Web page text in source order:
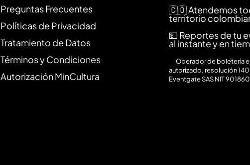
Preguntas Frecuentes
Políticas de Privacidad
Tratamiento de Datos
Términos y Condiciones
Autorización MinCultura
🇨🇴 Atendemos
territorio
💵 Reportes de tu
al instante y en
Operador de boletería
autorizado, resolución
Eventgate SAS NIT